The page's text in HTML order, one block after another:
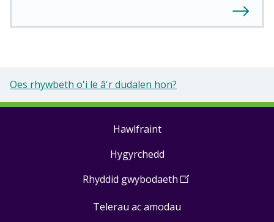
Oes rhywbeth o'i le â'r dudalen hon?
Hawlfraint
Hygyrchedd
Rhyddid gwybodaeth (Open
a
Telerau ac amodau